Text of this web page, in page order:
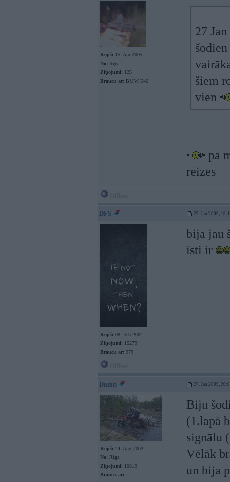
Kopš: 15. Apr 2005
No: Rīga
Ziņojumi: 125
Braucu ar: BMW E46
27
šiem
vien
pa
reizes
DFS 27. Jan 2009,
Kopš: 08. Feb 2004
Ziņojumi: 15279
Braucu ar: 979
bija jau
īsti ir
Damn 27. Jan 2009,
Kopš: 24. Aug 2003
No: Rīga
Ziņojumi: 10819
Braucu ar:
Biju
(1.lapā
signālu
Vēlāk
un bija